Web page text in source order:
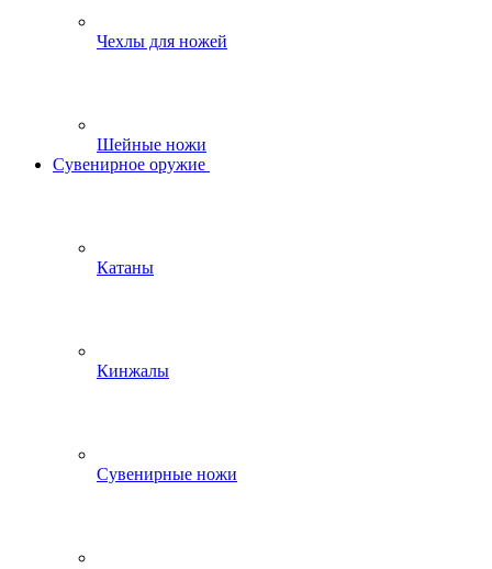
Чехлы для ножей
Шейные ножи
Сувенирное оружие
Катаны
Кинжалы
Сувенирные ножи